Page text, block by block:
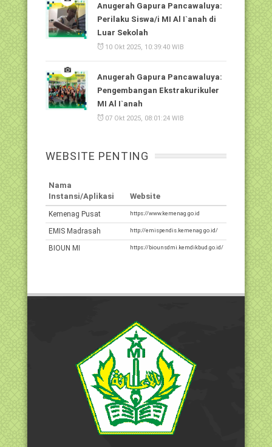
Anugerah Gapura Pancawaluya:
Perilaku Siswa/i MI Al I`anah di
Luar Sekolah
10 Okt 2025, 10:39:40 WIB
Anugerah Gapura Pancawaluya:
Pengembangan Ekstrakurikuler
MI Al I`anah
07 Okt 2025, 08:01:24 WIB
WEBSITE PENTING
Nama
Instansi/Aplikasi
Website
Kemenag Pusat https://www.kemenag.go.id
EMIS Madrasah http://emispendis.kemenag.go.id/
BIOUN MI https://biounsdmi.kemdikbud.go.id/